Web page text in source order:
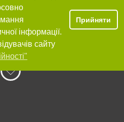
інформації.
сайту
Прийняти